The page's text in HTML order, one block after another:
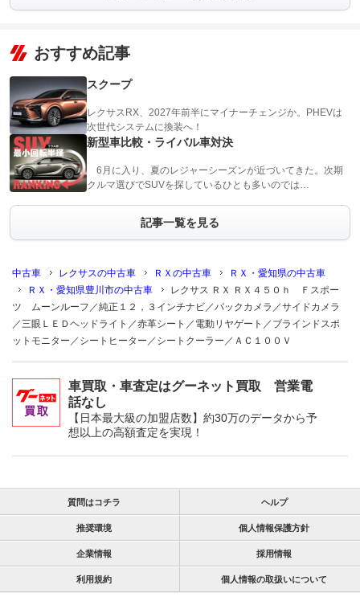
おすすめ記事
スクープ
レクサスRX、2027年前半にマイナーチェンジか。PHEVは
次世代システムに換装へ！
新型車比較・ライバル車対決
6月に入り、夏のレジャーシーズンが近づいてきた。次期
クルマ選びでSUVを探しているひとも多いのでは…
記事一覧を見る
中古車 レクサスの中古車 ＲＸの中古車
ＲＸ・愛知県の中古車
ＲＸ・愛知県豊川市の中古車
レクサス ＲＸ ＲＸ４５０ｈ Ｆスポー
ツ ムーンルーフ／純正１２，３インチナビ／バックカメラ／サイドカメラ
／三眼ＬＥＤヘッドライト／赤革シート／電動リヤゲート／ブラインドスポ
ットモニター／シートヒーター／シートクーラー／ＡＣ１００Ｖ
車買取・車査定はグーネット買取 営業電
話なし
【日本最大級の加盟店数】約30万のデータから予
想以上の高額査定を実現！
質問はコチラ ヘルプ
推奨環境 個人情報保護方針
企業情報 採用情報
利用規約 個人情報の取扱いについて